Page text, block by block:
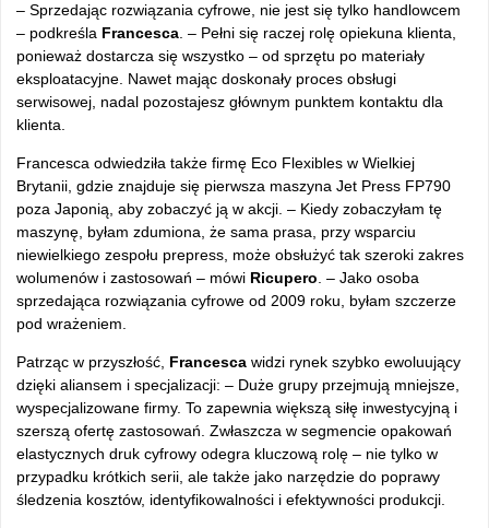
– Sprzedając rozwiązania cyfrowe, nie jest się tylko handlowcem
– podkreśla Francesca – Pełni się raczej rolę opiekuna klienta,
ponieważ dostarcza się wszystko – od sprzętu po materiały
eksploatacyjne. Nawet mając doskonały proces obsługi
serwisowej, nadal pozostajesz głównym punktem kontaktu dla
klienta.
Francesca odwiedziła także firmę Eco Flexibles w Wielkiej
Brytanii, gdzie znajduje się pierwsza maszyna Jet Press FP790
poza Japonią, aby zobaczyć ją w akcji. – Kiedy zobaczyłam tę
maszynę, byłam zdumiona, że sama prasa, przy wsparciu
niewielkiego zespołu prepress, może obsłużyć tak szeroki zakres
wolumenów i zastosowań – mówi Ricupero – Jako osoba
sprzedająca rozwiązania cyfrowe od 2009 roku, byłam szczerze
pod wrażeniem.
Patrząc w przyszłość, Francesca widzi rynek szybko ewoluujący
dzięki aliansem i specjalizacji: – Duże grupy przejmują mniejsze,
wyspecjalizowane firmy. To zapewnia większą siłę inwestycyjną i
szerszą ofertę zastosowań. Zwłaszcza w segmencie opakowań
elastycznych druk cyfrowy odegra kluczową rolę – nie tylko w
przypadku krótkich serii, ale także jako narzędzie do poprawy
śledzenia kosztów, identyfikowalności i efektywności produkcji.